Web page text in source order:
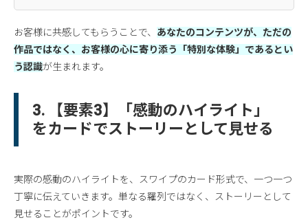
お客様に共感してもらうことで、 あなたのコンテンツが、ただの
作品ではなく、お客様の心に寄り添う「特別な体験」であるとい
う認識が生まれます。
3. 【要素3】「感動のハイライト」
をカードでストーリーとして見せる
実際の感動のハイライトを、スワイプのカード形式で、一つ一つ
丁寧に伝えていきます。単なる羅列ではなく、ストーリーとして
見せることがポイントです。